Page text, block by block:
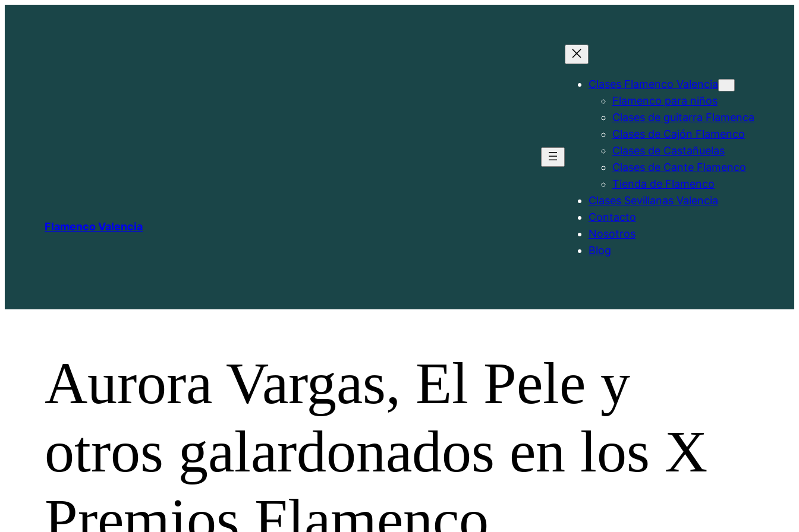
Flamenco Valencia
Clases Flamenco Valencia
Flamenco para niños
Clases de guitarra Flamenca
Clases de Cajón Flamenco
Clases de Castañuelas
Clases de Cante Flamenco
Tienda de Flamenco
Clases Sevillanas Valencia
Contacto
Nosotros
Blog
Aurora Vargas, El Pele y
otros galardonados en los X